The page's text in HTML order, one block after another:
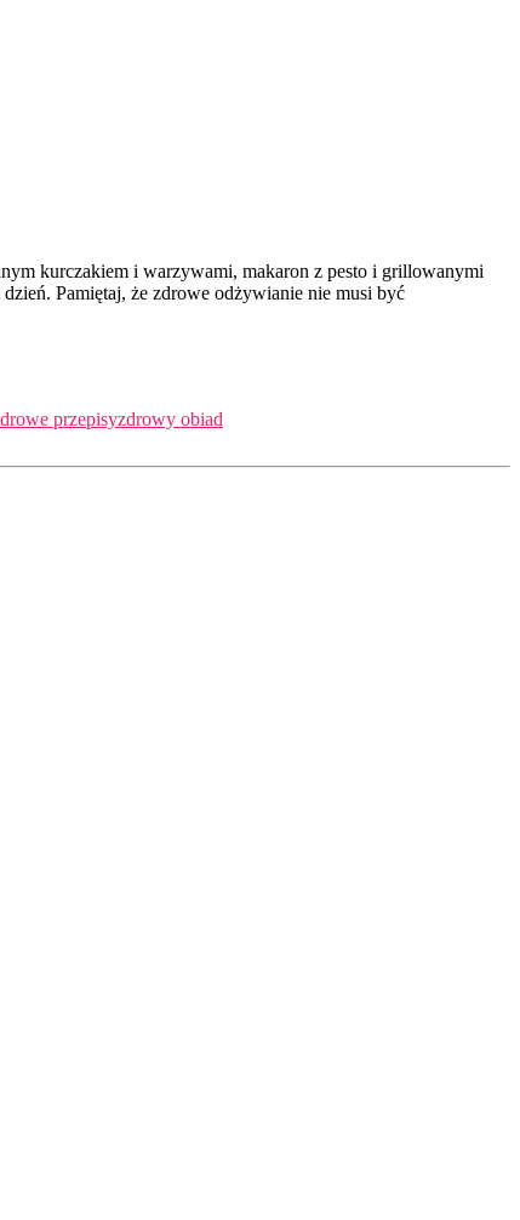
kurczakiem i warzywami, makaron z pesto i grillowanymi
Pamiętaj, że zdrowe odżywianie nie musi być
przepisyzdrowy obiad